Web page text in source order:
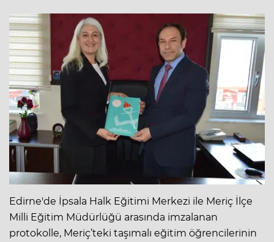
Edirne'de İpsala Halk Eğitimi Merkezi ile Meriç İlçe
Milli Eğitim Müdürlüğü arasında imzalanan
protokolle, Meriç’teki taşımalı eğitim öğrencilerinin